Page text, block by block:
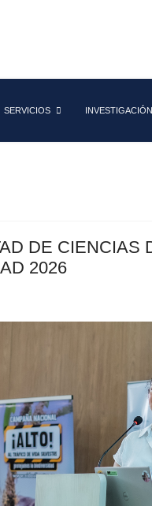
SERVICIOS INVESTIGACIÓN
DE
2026